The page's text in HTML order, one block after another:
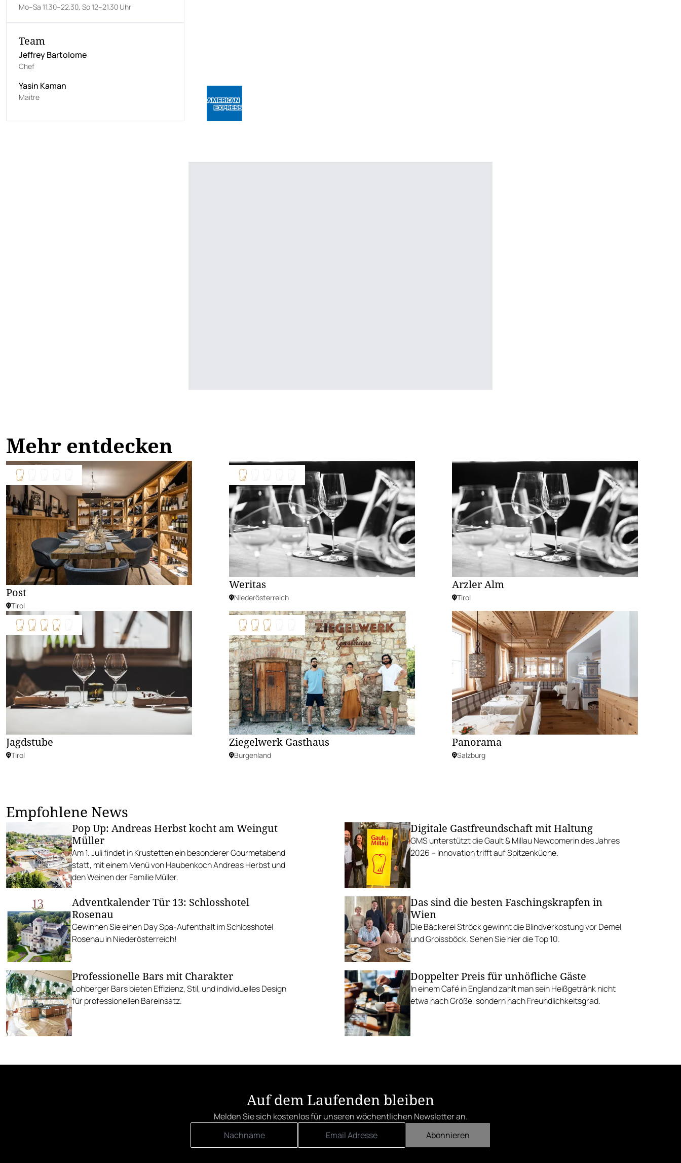
Mo–Sa 11.30–22.30, So 12–21.30 Uhr
Team
Jeffrey Bartolome
Chef
Yasin Kaman
Maitre
Mehr entdecken
Post
Tirol
Weritas
Niederösterreich
Arzler Alm
Tirol
Jagdstube
Tirol
Ziegelwerk Gasthaus
Burgenland
Panorama
Salzburg
Empfohlene News
Pop Up: Andreas Herbst kocht am Weingut
Müller
Am 1. Juli findet in Krustetten ein besonderer Gourmetabend
statt, mit einem Menü von Haubenkoch Andreas Herbst und
den Weinen der Familie Müller.
Digitale Gastfreundschaft mit Haltung
GMS unterstützt die Gault & Millau Newcomerin des Jahres
2026 – Innovation trifft auf Spitzenküche.
Adventkalender Tür 13: Schlosshotel
Rosenau
Gewinnen Sie einen Day Spa-Aufenthalt im Schlosshotel
Rosenau in Niederösterreich!
Das sind die besten Faschingskrapfen in
Wien
Die Bäckerei Ströck gewinnt die Blindverkostung vor Demel
und Groissböck. Sehen Sie hier die Top 10.
Professionelle Bars mit Charakter
Lohberger Bars bieten Effizienz, Stil, und individuelles Design
für professionellen Bareinsatz.
Doppelter Preis für unhöfliche Gäste
In einem Café in England zahlt man sein Heißgetränk nicht
etwa nach Größe, sondern nach Freundlichkeitsgrad.
Auf dem Laufenden bleiben
Melden Sie sich kostenlos für unseren wöchentlichen Newsletter an.
Abonnieren